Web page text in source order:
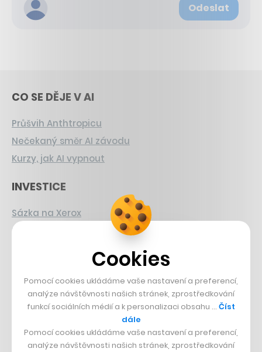
Odeslat
CO SE DĚJE V AI
Průšvih Anthtropicu
Nečekaný směr AI závodu
Kurzy, jak AI vypnout
INVESTICE
Sázka na Xerox
Strnad v Pirelli
PŘÍBĚHY Z GASTRA
Boční projekt, co se zvrtnul
Francouzský šéfkuchař na Šumavě
Dva golfisti, co pečou
Cookies
Pomocí cookies ukládáme vaše nastavení a preferencí,
analýze návštěvnosti našich stránek, zprostředkování
funkcí sociálních médií a k personalizaci obsahu … Číst
dále
Pomocí cookies ukládáme vaše nastavení a preferencí,
analýze návštěvnosti našich stránek, zprostředkování